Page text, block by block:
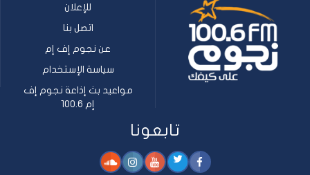
للإعلان
اتصل بنا
عن نجوم إف إم
سياسة الإستخدام
مواعيد بث إذاعة نجوم إف
إم 100.6
تابعونا